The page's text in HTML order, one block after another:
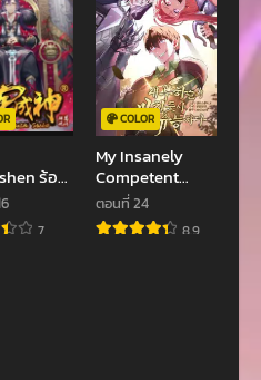
ร้อย
า
7
COLOR
My Insanely
Competent
Underlings
ตอนที่ 24
8.9